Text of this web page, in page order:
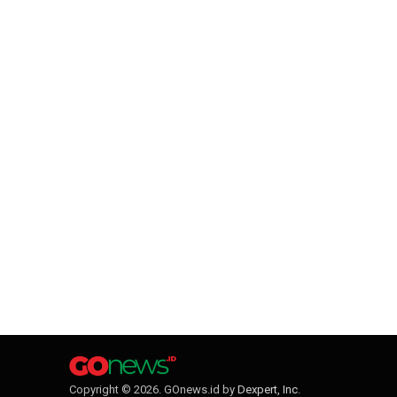
Copyright © 2026. GOnews.id by Dexpert, Inc